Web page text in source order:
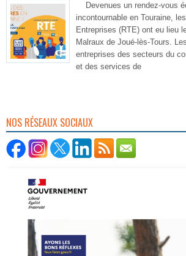
Devenues un rendez-vous
incontournable en Touraine,
Entreprises (RTE) ont eu lieu
Malraux de Joué-lès-Tours.
entreprises des secteurs du
et des services de
NOS RÉSEAUX SOCIAUX